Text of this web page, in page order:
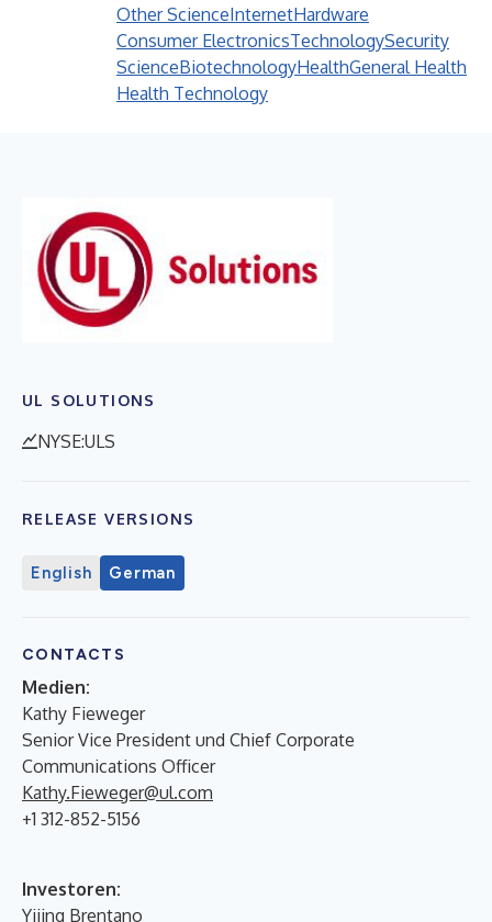
Other ScienceInternetHardware
Consumer ElectronicsTechnologySecurity
ScienceBiotechnologyHealthGeneral Health
Health Technology
UL SOLUTIONS
NYSE:ULS
RELEASE VERSIONS
English German
CONTACTS
Medien:
Kathy Fieweger
Senior Vice President und Chief Corporate
Communications Officer
Kathy.Fieweger@ul.com
+1 312-852-5156
Investoren:
Yijing Brentano